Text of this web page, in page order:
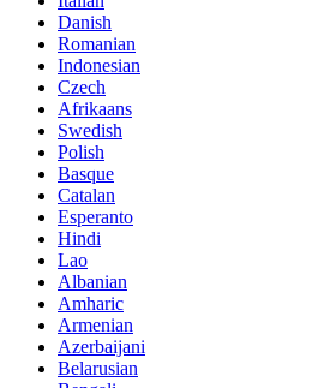
Danish
Romanian
Indonesian
Czech
Afrikaans
Swedish
Polish
Basque
Catalan
Esperanto
Hindi
Lao
Albanian
Amharic
Armenian
Azerbaijani
Belarusian